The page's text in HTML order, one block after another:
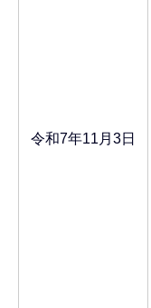
令和7年11月3日